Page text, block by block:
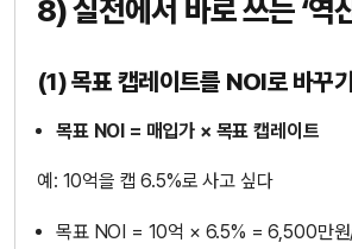
8) 실전에서 바로 쓰는 ‘역
(1) 목표 캡레이트를 NOI로 바꾸기
목표 NOI = 매입가 × 목표 캡레이트
예: 10억을 캡 6.5%로 사고 싶다
목표 NOI = 10억 × 6.5% = 6,500만원